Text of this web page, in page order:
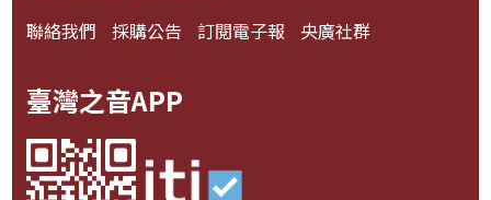
聯絡我們 採購公告 訂閱電子報 央廣社群
臺灣之音APP